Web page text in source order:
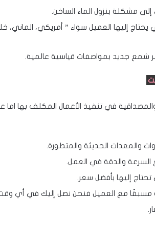
مشكلة بنزول الماء الساخن.
إليها العميل سواء ” أمريكي، الماني،
جديد بمواصفات قياسية عالمية.
في تنفيذ الأعمال المكلف بها
الحديثة والمتطورة.
والدقة في العمل.
إليها بأفضل سعر.
مع العميل فنحن نصل إليك في أي